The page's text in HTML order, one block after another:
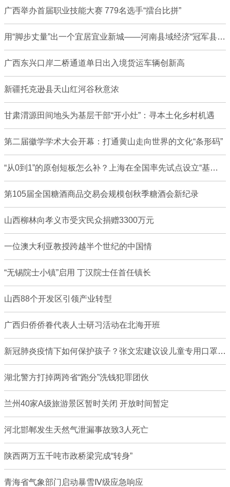
广西举办首届职业技能大赛 779名选手“擂台比拼”
用“脚步丈量”出一个宜居宜业新城——河南县域经济“冠军县”转型发展观察
广西东兴口岸二桥通道单日出入境货运车辆创新高
新疆托克逊县天山红河谷秋意浓
甘肃渭源田间地头为基层干部“开小灶”：寻本土化乡村机遇
第二届徽学学术大会开幕：打通黄山走向世界的文化“条形码”
“从0到1”的原创短板怎么补？上海在全国率先试点设立“基础研究特区”
第105届全国糖酒商品交易会规模创秋季糖酒会新纪录
山西柳林向孝义市受灾民众捐赠3300万元
一位澳大利亚教授跨越半个世纪的中国情
“无锡院士小镇”启用 丁汉院士任首任镇长
山西88个开发区引领产业转型
广西归侨侨眷代表人士研习活动在北海开班
新冠肺炎疫情下如何保护孩子？张文宏建议设儿童专用口罩 注意营养
湖北警方打掉两跨省“跑分”洗钱犯罪团伙
兰州40家A级旅游景区暂时关闭 开放时间暂定
河北邯郸发生天然气泄漏事故致3人死亡
陕西两万五千吨市政桥梁完成“转身”
青海省气象部门启动暴雪Ⅳ级应急响应